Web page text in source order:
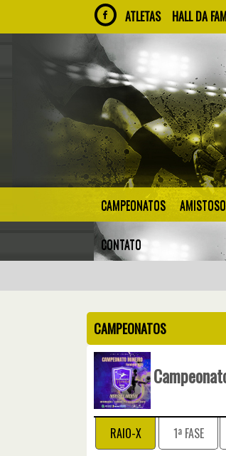
ATLETAS HALL DA
CAMPEONATOS
CONTATO
CAMPEONATOS
RAIO-X 1ª FASE